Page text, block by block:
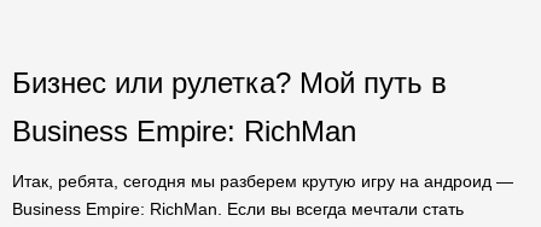
Бизнес или рулетка? Мой путь в
Business Empire: RichMan
Итак, ребята, сегодня мы разберем крутую игру на андроид —
Business Empire: RichMan. Если вы всегда мечтали стать